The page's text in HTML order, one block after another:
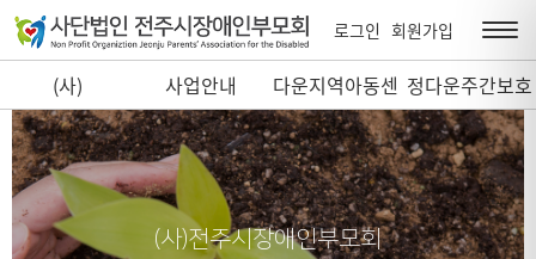
로그인 회원가입
(사)
전주시장애인부
모회
사업안내
다운지역아동센
터
정다운주간보호
센터
(사)전주시장애인부모회